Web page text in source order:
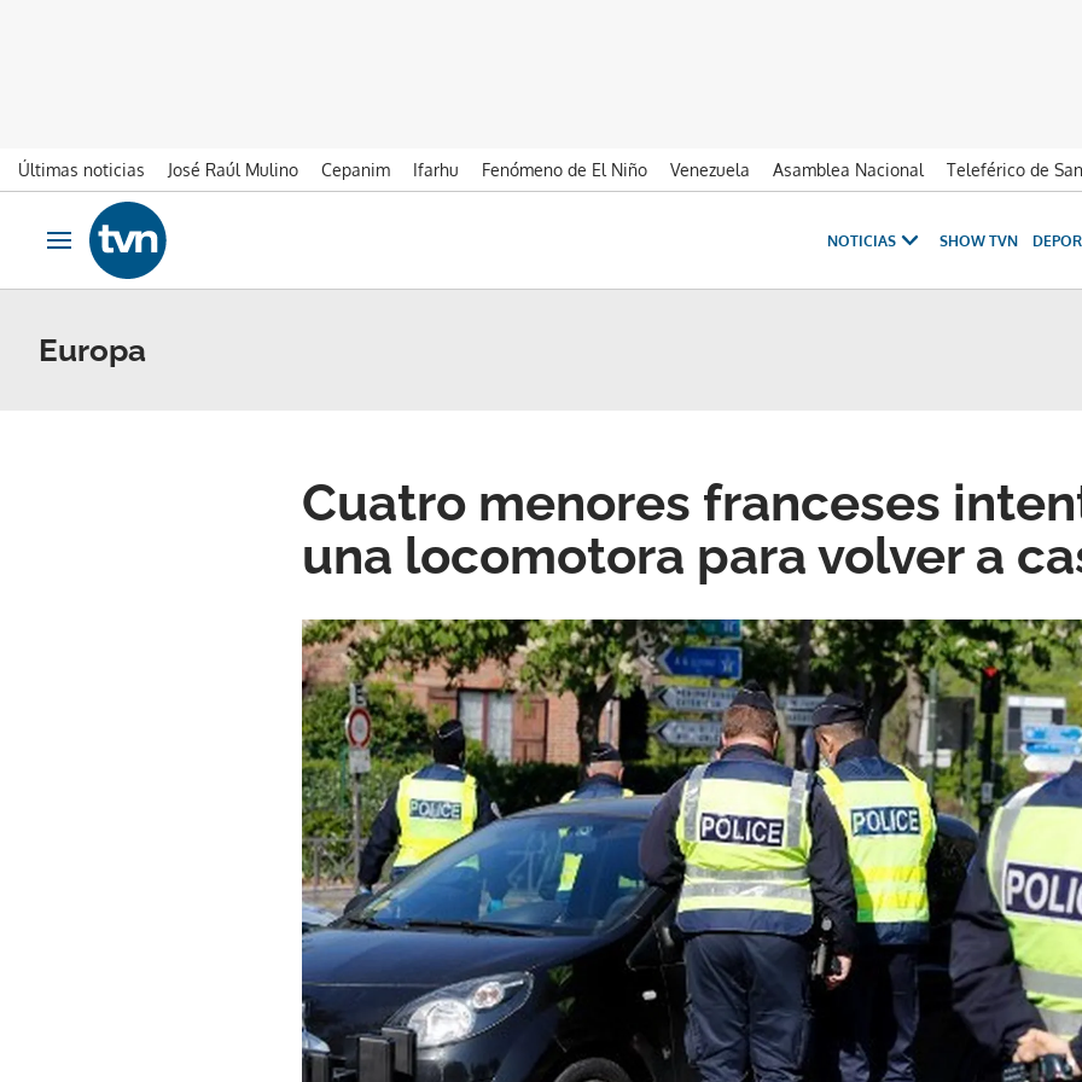
Últimas noticias José Raúl Mulino Cepanim Ifarhu Fenómeno de El Niño Venezuela Asamblea Nacional
Teleférico de
Ir al contenido
Obrir navegació
NOTICIAS SHOW TVN
Europa
Cuatro menores franceses
una locomotora para volver a